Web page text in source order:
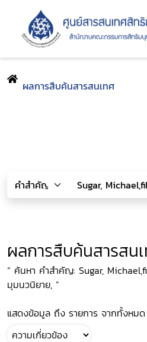
ผลการสืบค้นสารสนเทศ
ผลการสืบค้นสารสน
“ ค้นหา คำสำคัญ: Sugar,
มุมนวนิยาย, ”
แสดงข้อมูล ถึง รายการ จากทั้งหม